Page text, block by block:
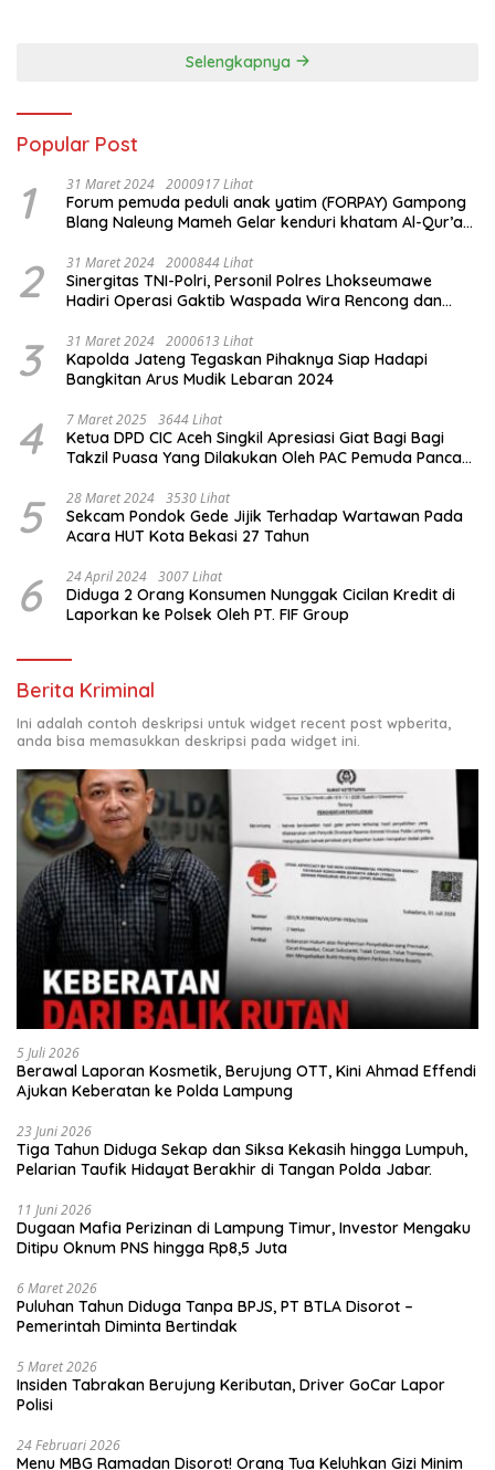
Selengkapnya
Popular Post
1 31 Maret 2024 2000917 Lihat
Forum pemuda peduli anak yatim (FORPAY) Gampong
Blang Naleung Mameh Gelar kenduri khatam Al-Qur’an
2 31 Maret 2024 2000844 Lihat
Sinergitas TNI-Polri, Personil Polres Lhokseumawe
Hadiri Operasi Gaktib Waspada Wira Rencong dan
3 31 Maret 2024 2000613 Lihat
Kapolda Jateng Tegaskan Pihaknya Siap Hadapi
Bangkitan Arus Mudik Lebaran 2024
4 7 Maret 2025 3644 Lihat
Ketua DPD CIC Aceh Singkil Apresiasi Giat Bagi Bagi
Takzil Puasa Yang Dilakukan Oleh PAC Pemuda Panca
Meriah Kabupaten Aceh Singkil
5 28 Maret 2024 3530 Lihat
Sekcam Pondok Gede Jijik Terhadap Wartawan Pada
Acara HUT Kota Bekasi 27 Tahun
6 24 April 2024 3007 Lihat
Diduga 2 Orang Konsumen Nunggak Cicilan Kredit di
Laporkan ke Polsek Oleh PT. FIF Group
Berita Kriminal
Ini adalah contoh deskripsi untuk widget recent post wpberita,
anda bisa memasukkan deskripsi pada widget ini.
5 Juli 2026
Berawal Laporan Kosmetik, Berujung OTT, Kini Ahmad Effendi
Ajukan Keberatan ke Polda Lampung
23 Juni 2026
Tiga Tahun Diduga Sekap dan Siksa Kekasih hingga Lumpuh,
Pelarian Taufik Hidayat Berakhir di Tangan Polda Jabar.
11 Juni 2026
Dugaan Mafia Perizinan di Lampung Timur, Investor Mengaku
Ditipu Oknum PNS hingga Rp8,5 Juta
6 Maret 2026
Puluhan Tahun Diduga Tanpa BPJS, PT BTLA Disorot –
Pemerintah Diminta Bertindak
5 Maret 2026
Insiden Tabrakan Berujung Keributan, Driver GoCar Lapor
Polisi
24 Februari 2026
Menu MBG Ramadan Disorot! Orang Tua Keluhkan Gizi Minim